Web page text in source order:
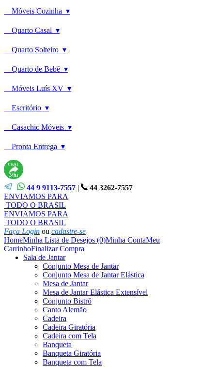
Móveis Cozinha ▾
Quarto Casal ▾
Quarto Solteiro ▾
Quarto de Bebê ▾
Móveis Luís XV ▾
Escritório ▾
Casachic Móveis ▾
Pronta Entrega ▾
CHAT
24hs
44 9 9113-7557 |
44 3262-7557
ENVIAMOS PARA
TODO O BRASIL
ENVIAMOS PARA
TODO O BRASIL
Faça Login ou cadastre-se
HomeMinha Lista de Desejos (0)Minha ContaMeu
CarrinhoFinalizar Compra
Sala de Jantar
Conjunto Mesa de Jantar
Conjunto Mesa de Jantar Elástica
Mesa de Jantar
Mesa de Jantar Elástica Extensível
Conjunto Bistrô
Canto Alemão
Cadeira
Cadeira Giratória
Cadeira com Tela
Banqueta
Banqueta Giratória
Banqueta com Tela